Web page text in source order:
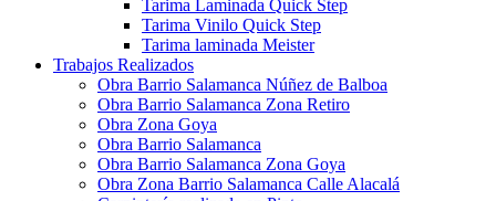
Tarima Laminada Quick Step
Tarima Vinilo Quick Step
Tarima laminada Meister
Trabajos Realizados
Obra Barrio Salamanca Núñez de Balboa
Obra Barrio Salamanca Zona Retiro
Obra Zona Goya
Obra Barrio Salamanca
Obra Barrio Salamanca Zona Goya
Obra Zona Barrio Salamanca Calle Alacalá